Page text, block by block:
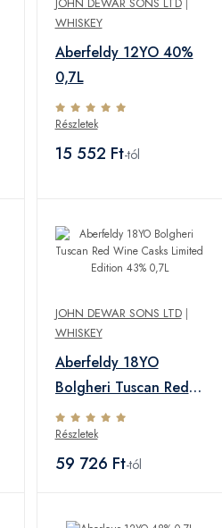
WHISKEY
Aberfeldy 12YO 40%
0,7L
Részletek
15 552 Ft-tól
JOHN DEWAR SONS LTD|
WHISKEY
Aberfeldy 18YO
Bolgheri Tuscan Red
Wine Casks Limited
Edition 43% 0,7L
Részletek
59 726 Ft-tól